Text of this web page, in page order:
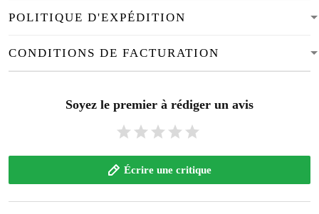
POLITIQUE D'EXPÉDITION
CONDITIONS DE FACTURATION
Soyez le premier à rédiger un avis
Écrire une critique